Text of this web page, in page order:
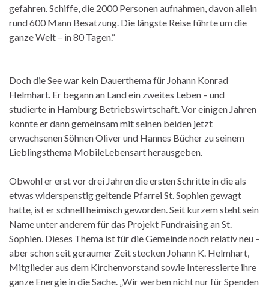
gefahren. Schiffe, die 2000 Personen aufnahmen, davon allein
rund 600 Mann Besatzung. Die längste Reise führte um die
ganze Welt – in 80 Tagen.“
Doch die See war kein Dauerthema für Johann Konrad
Helmhart. Er begann an Land ein zweites Leben – und
studierte in Hamburg Betriebswirtschaft. Vor einigen Jahren
konnte er dann gemeinsam mit seinen beiden jetzt
erwachsenen Söhnen Oliver und Hannes Bücher zu seinem
Lieblingsthema MobileLebensart herausgeben.
Obwohl er erst vor drei Jahren die ersten Schritte in die als
etwas widerspenstig geltende Pfarrei St. Sophien gewagt
hatte, ist er schnell heimisch geworden. Seit kurzem steht sein
Name unter anderem für das Projekt Fundraising an St.
Sophien. Dieses Thema ist für die Gemeinde noch relativ neu –
aber schon seit geraumer Zeit stecken Johann K. Helmhart,
Mitglieder aus dem Kirchenvorstand sowie Interessierte ihre
ganze Energie in die Sache. „Wir werben nicht nur für Spenden